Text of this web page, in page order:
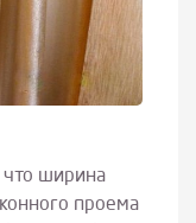
ширина
проема